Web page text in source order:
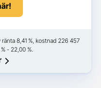
8,41 %, kostnad 226 457
- 22,00 %.